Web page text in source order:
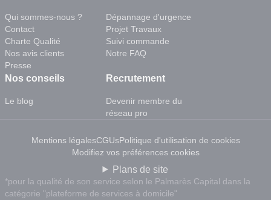
Qui sommes-nous ?
Contact
Charte Qualité
Nos avis clients
Presse
Dépannage d'urgence
Projet Travaux
Suivi commande
Notre FAQ
Nos conseils
Le blog
Recrutement
Devenir membre du
réseau pro
*pour la qualité de son service selon le Palmarès Capital dans la
catégorie "plateforme de services à domicile"
Mentions légalesCGUsPolitique d'utilisation de cookies
Modifiez vos préférences cookies
Plans de site